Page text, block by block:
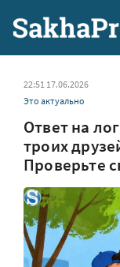
22:51 17.06.2026
Это актуально
Ответ на
троих
Проверьте